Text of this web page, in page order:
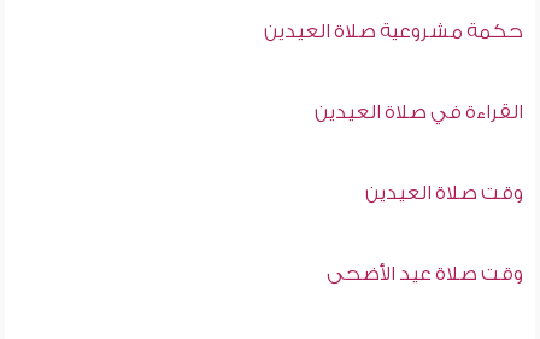
حكمة مشروعية صلاة العيدين
القراءة في صلاة العيدين
وقت صلاة العيدين
وقت صلاة عيد الأضحى